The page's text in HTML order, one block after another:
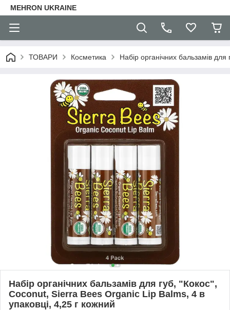
MEHRON UKRAINE
ТОВАРИ Косметика Набір органічних бальзамів
Набір органічних бальзамів для губ, "Кокос",
Coconut, Sierra Bees Organic Lip Balms, 4 в
упаковці, 4,25 г кожний